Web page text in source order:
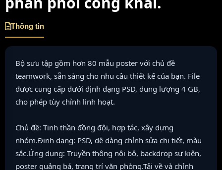
Thông tin
Bộ sưu tập gồm hơn 80 mẫu poster với chủ đề
teamwork, sẵn sàng cho nhu cầu thiết kế của bạn. File
được cung cấp dưới định dạng PSD, dung lượng 4 GB,
cho phép tùy chỉnh linh hoạt.
Chủ đề: Tinh thần đồng đội, hợp tác, xây dựng
nhóm.Định dạng: PSD, dễ dàng chỉnh sửa chi tiết, màu
sắc.Ứng dụng: Truyền thông nội bộ, backdrop sự kiện,
poster quảng bá, trang trí văn phòng.Tải về và chỉnh